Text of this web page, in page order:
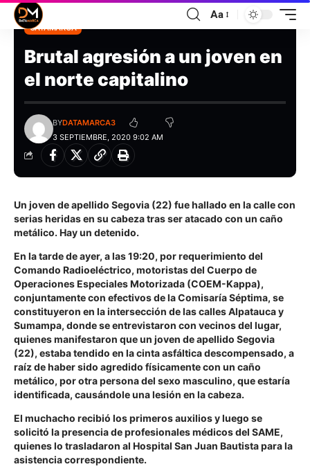
Aa
CATAMARCA
Brutal agresión a un joven en
el norte capitalino
3 SEPTIEMBRE, 2020 9:02 AM
BYDATAMARCA3
Un joven de apellido Segovia (22) fue hallado en la calle con
serias heridas en su cabeza tras ser atacado con un caño
metálico. Hay un detenido.
En la tarde de ayer, a las 19:20, por requerimiento del
Comando Radioeléctrico, motoristas del Cuerpo de
Operaciones Especiales Motorizada (COEM-Kappa),
conjuntamente con efectivos de la Comisaría Séptima, se
constituyeron en la intersección de lascalles Alpatauca y
Sumampa, donde se entrevistaron con vecinos del lugar,
quienes manifestaron que un joven de apellido Segovia
(22), estaba tendido en la cinta asfáltica descompensado, a
raíz de haber sido agredido físicamente con un caño
metálico, por otra persona del sexo masculino, que estaría
identificada, causándole una lesión en la cabeza.
El muchacho recibió los primeros auxilios y luego se
solicitó la presencia de profesionales médicos del SAME,
quienes lo trasladaron al Hospital San Juan Bautista para la
asistencia correspondiente.